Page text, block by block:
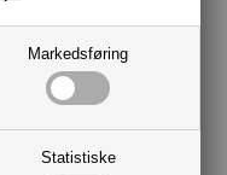
Markedsføring
Statistiske
til 46